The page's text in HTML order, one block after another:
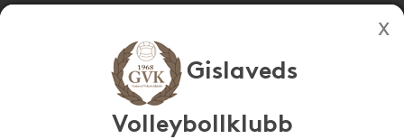
Köp genom denna sida stöttar Gislaveds Volleybollklubb
Gislaveds
Volleybollklubb